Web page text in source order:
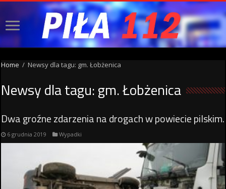
Home / Newsy dla tagu: gm. Łobżenica
Newsy dla tagu:gm. Łobżenica
Dwa groźne zdarzenia na drogach w powiecie pilskim.
6 grudnia 2019 Wypadki